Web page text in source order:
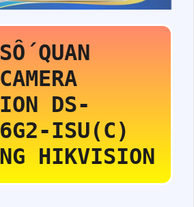
QUAN
DS-
ISU(C)
HIKVISION